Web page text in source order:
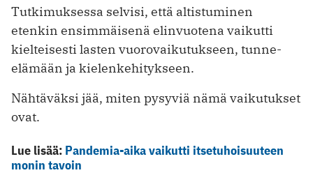
Tutkimuksessa selvisi, että altistuminen
etenkin ensimmäisenä elinvuotena vaikutti
kielteisesti lasten vuorovaikutukseen, tunne-
elämään ja kielenkehitykseen.
Nähtäväksi jää, miten pysyviä nämä vaikutukset
ovat.
Lue lisää: Pandemia-aika vaikutti itsetuhoisuuteen
monin tavoin